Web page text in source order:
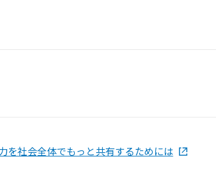
社会全体でもっと共有するためには